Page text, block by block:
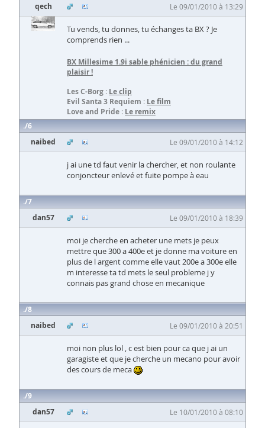
qech
Le 09/01/2010 à 13:29
Tu vends, tu donnes, tu échanges ta BX ? Je
comprends rien ...
BX Millesime 1.9i sable phénicien : du grand
plaisir !
Les C-Borg : Le clip
Evil Santa 3 Requiem : Le film
Love and Pride : Le remix
6
naibed
Le 09/01/2010 à 14:12
j ai une td faut venir la chercher, et non roulante
conjoncteur enlevé et fuite pompe à eau
7
dan57
Le 09/01/2010 à 18:39
moi je cherche en acheter une mets je peux
mettre que 300 a 400e et je donne ma voiture en
plus de l argent comme elle vaut 200e a 300e elle
m interesse ta td mets le seul probleme j y
connais pas grand chose en mecanique
8
naibed
Le 09/01/2010 à 20:51
moi non plus lol , c est bien pour ca que j ai un
garagiste et que je cherche un mecano pour avoir
des cours de meca
9
dan57
Le 10/01/2010 à 08:10